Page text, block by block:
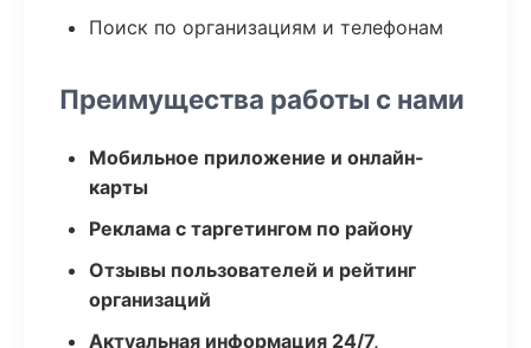
Поиск по организациям и телефонам
Преимущества работы с нами
Мобильное приложение и онлайн-
карты
Реклама с таргетингом по району
Отзывы пользователей и рейтинг
организаций
Актуальная информация 24/7,